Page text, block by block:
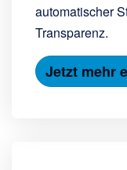
automatischer
Transparenz.
Jetzt mehr